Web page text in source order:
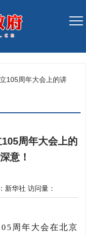
105周年大会上的讲
周年大会上的
意！
新华社 访问量：
周年大会在北京